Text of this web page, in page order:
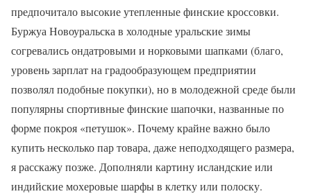
предпочитало высокие утепленные финские кроссовки.
Буржуа Новоуральска в холодные уральские зимы
согревались ондатровыми и норковыми шапками (благо,
уровень зарплат на градообразующем предприятии
позволял подобные покупки), но в молодежной среде были
популярны спортивные финские шапочки, названные по
форме покроя «петушок». Почему крайне важно было
купить несколько пар товара, даже неподходящего размера,
я расскажу позже. Дополняли картину исландские или
индийские мохеровые шарфы в клетку или полоску.